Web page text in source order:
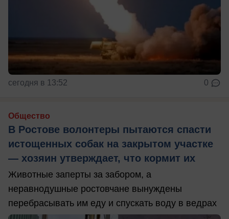
сегодня в 13:52 0
Общество
В Ростове волонтеры пытаются спасти
истощенных собак на закрытом участке
— хозяин утверждает, что кормит их
Животные заперты за забором, а
неравнодушные ростовчане вынуждены
перебрасывать им еду и спускать воду в ведрах